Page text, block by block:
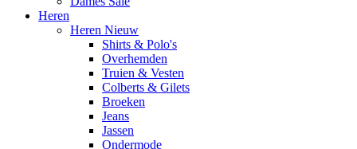
Heren
Heren Nieuw
Shirts & Polo's
Overhemden
Truien & Vesten
Colberts & Gilets
Broeken
Jeans
Jassen
Ondermode